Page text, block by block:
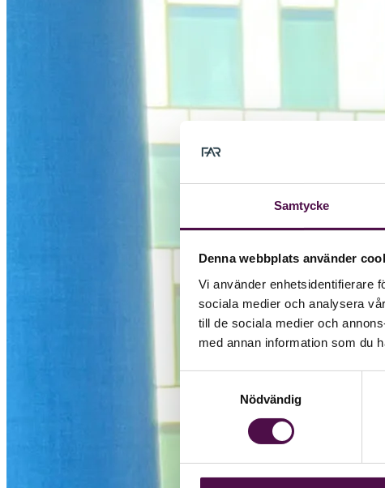
Samtycke
Denna webbplats använder
Vi använder enhetsidentifierare
sociala medier och analysera
till de sociala medier och
med annan information som du
Nödvändig